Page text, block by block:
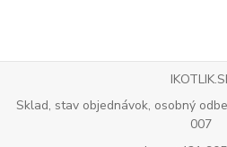
Sklad, stav objednávok, osobný
007